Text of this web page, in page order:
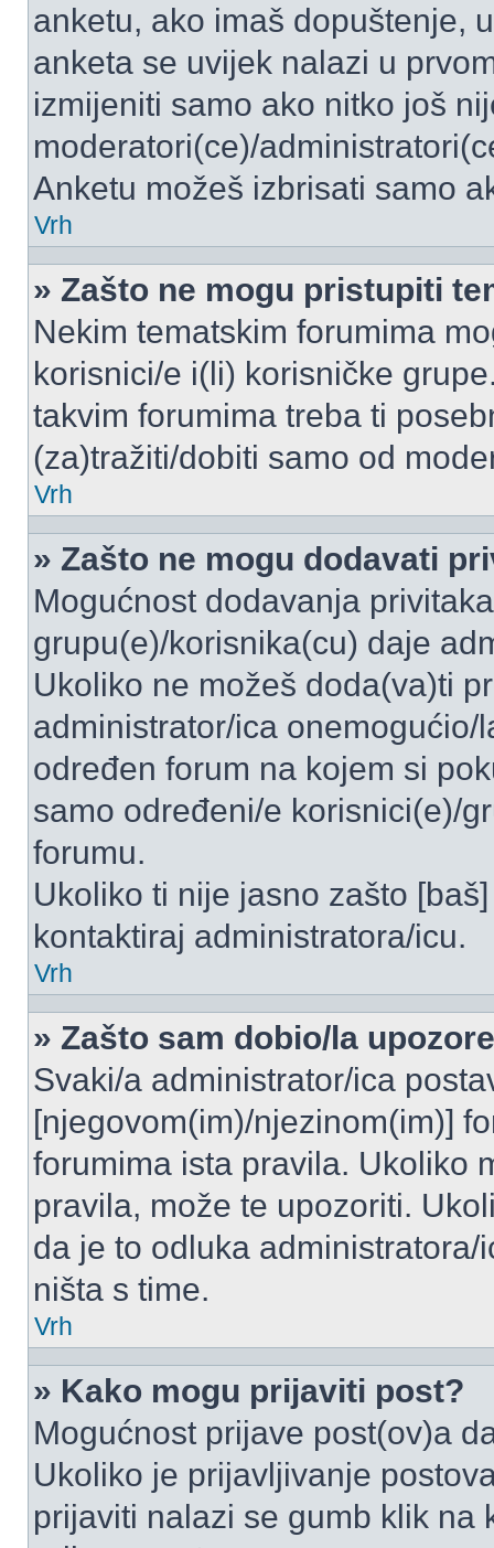
anketu, ako imaš dopuštenje,
anketa se uvijek nalazi u
izmijeniti samo ako nitko još
moderatori(ce)/
Anketu možeš izbrisati samo
Vrh
» Zašto ne mogu pristupiti
Nekim tematskim forumima
korisnici/e i(li) korisničke
takvim forumima treba ti
(za)tražiti/dobiti samo od
Vrh
» Zašto ne mogu dodavati
Mogućnost dodavanja
grupu(e)/korisnika(cu) daje
Ukoliko ne možeš doda(va)ti
administrator/ica
određen forum na kojem si
samo određeni/e korisnici(e)/
forumu.
Ukoliko ti nije jasno zašto
kontaktiraj administratora/icu.
Vrh
» Zašto sam dobio/la
Svaki/a administrator/ica
[njegovom(im)/njezinom(im)]
forumima ista pravila. Ukoliko
pravila, može te upozoriti.
da je to odluka
ništa s time.
Vrh
» Kako mogu prijaviti post?
Mogućnost prijave post(ov)a
Ukoliko je prijavljivanje
prijaviti nalazi se gumb klik na